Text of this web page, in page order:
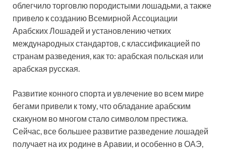
облегчило торговлю породистыми лошадьми, а также
привело к созданию Всемирной Ассоциации
Арабских Лошадей и установлению четких
международных стандартов, с классификацией по
странам разведения, как то: арабская польская или
арабская русская.
Развитие конного спорта и увлечение во всем мире
бегами привели к тому, что обладание арабским
скакуном во многом стало символом престижа.
Сейчас, все большее развитие разведение лошадей
получает на их родине в Аравии, и особенно в ОАЭ,